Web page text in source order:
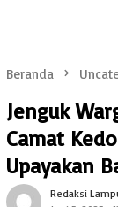
Beranda
Jenguk
Camat
Upayakan
Redaksi